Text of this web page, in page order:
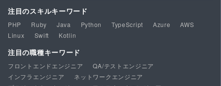
注目のスキルキーワード
PHP Ruby Java Python TypeScript Azure
AWS
Linux
Swift Kotlin
注目の職種キーワード
フロントエンドエンジニア
QA/テストエンジニア
インフラエンジニア
ネットワークエンジニア